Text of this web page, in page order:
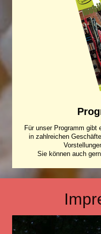
Für unser Programm gibt
in zahlreichen
Sie können auch